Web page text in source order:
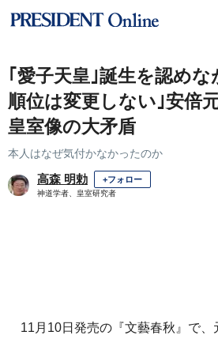
｢愛子天皇｣誕生を認め
順位は変更しない｣安倍
皇室像の大矛盾
本人はなぜ気付かなかったのか
高森 明勅 +フォロー
神道学者、皇室研究者
11月10日発売の『文藝春秋』で